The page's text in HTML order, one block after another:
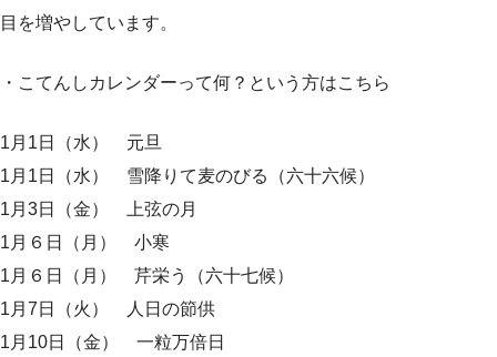
目を増やしています。
・こてんしカレンダーって何？という方はこちら
1月1日（水） 元旦
1月1日（水） 雪降りて麦のびる（六十六候）
1月3日（金） 上弦の月
1月６日（月） 小寒
1月６日（月） 芹栄う（六十七候）
1月7日（火） 人日の節供
1月10日（金） 一粒万倍日